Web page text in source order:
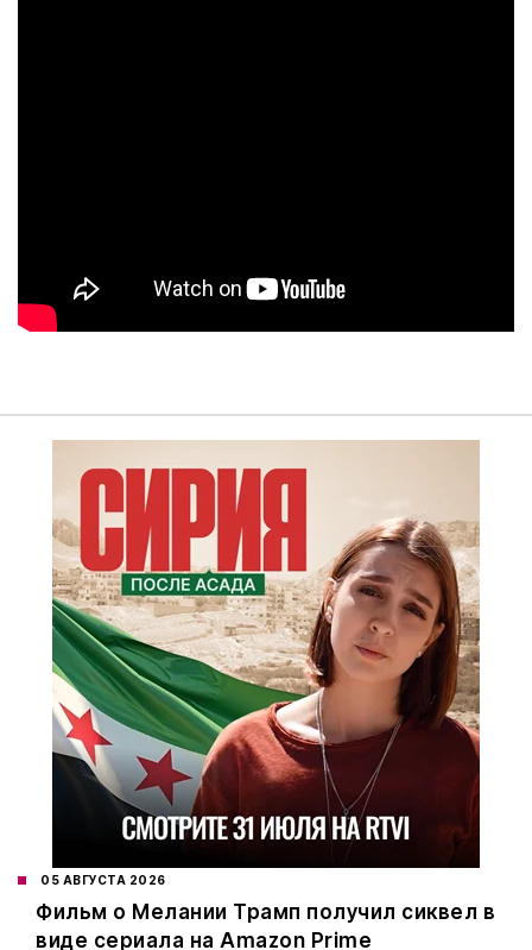
05 АВГУСТА 2026
Фильм о Мелании Трамп получил сиквел в
виде сериала на Amazon Prime